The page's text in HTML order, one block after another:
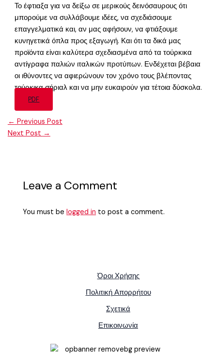
Το έφτιαξα για να δείξω σε μερικούς δεινόσαυρους ότι
μπορούμε να συλλάβουμε ιδέες, να σχεδιάσουμε
επαγγελματικά και, αν μας αφήσουν, να φτιάξουμε
κυνηγετικά όπλα προς εξαγωγή. Και ότι τα δικά μας
προϊόντα είναι καλύτερα σχεδιασμένα από τα τούρκικα
αντίγραφα παλιών ιταλικών προτύπων. Ενδέχεται βέβαια
οι ιθύνοντες να αφιερώνουν τον χρόνο τους βλέποντας
τούρκικα σήριαλ και να μην ευκαιρούν για τέτοια δύσκολα.
PDF
← Previous Post
Next Post →
Leave a Comment
You must belogged in to post a comment.
Όροι Χρήσης
Πολιτική Απορρήτου
Σχετικά
Επικοινωνία